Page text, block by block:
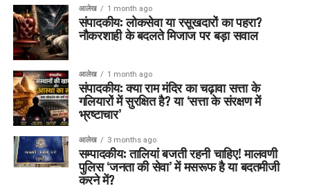
आलेख 1 month ago
संपादकीय: लोकसेवा या रसूखदारों का पहरा?
नौकरशाही के बदलते मिजाज पर बड़ा सवाल
आलेख 1 month ago
संपादकीय: क्या राम मंदिर का चढ़ावा सत्ता के
गलियारों में सुरक्षित है? या ‘सत्ता के संरक्षण में
भ्रष्टाचार’
आलेख 3 months ago
सम्पादकीय: तालियां बजती रहनी चाहिए! मालवणी
पुलिस ‘जनता की सेवा’ में मसरूफ है या बदतमीजी
करने में?